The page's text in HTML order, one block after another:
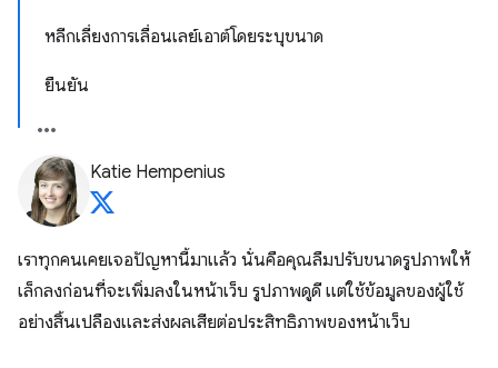
หลีกเลี่ยงการเลื่อนเลย์เอาต์โดยระบุขนาด
ยืนยัน
Katie Hempenius
เราทุกคนเคยเจอปัญหานี้มาแล้ว นั่นคือคุณลืมปรับขนาดรูปภาพให้
เล็กลงก่อนที่จะเพิ่มลงในหน้าเว็บ รูปภาพดูดี แต่ใช้ข้อมูลของผู้ใช้
อย่างสิ้นเปลืองและส่งผลเสียต่อประสิทธิภาพของหน้าเว็บ